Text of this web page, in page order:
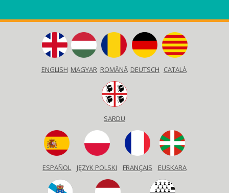
ENGLISH MAGYAR ROMÂNĂ DEUTSCH CATALÀ
SARDU
ESPAÑOL JĘZYK POLSKI FRANÇAIS EUSKARA